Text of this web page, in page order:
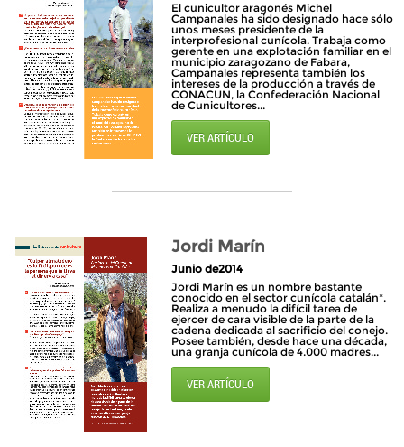
El cunicultor aragonés Michel
Campanales ha sido designado hace sólo
unos meses presidente de la
interprofesional cunícola. Trabaja como
gerente en una explotación familiar en el
municipio zaragozano de Fabara,
Campanales representa también los
intereses de la producción a través de
CONACUN, la Confederación Nacional
de Cunicultores...
VER ARTÍCULO
Jordi Marín
Junio de2014
Jordi Marín es un nombre bastante
conocido en el sector cunícola catalán*.
Realiza a menudo la difícil tarea de
ejercer de cara visible de la parte de la
cadena dedicada al sacrificio del conejo.
Posee también, desde hace una década,
una granja cunícola de 4.000 madres...
VER ARTÍCULO